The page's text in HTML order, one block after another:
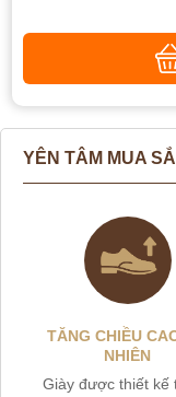
YÊN TÂM MUA
TĂNG CHIỀU
NHIÊN
Giày được thiết kế